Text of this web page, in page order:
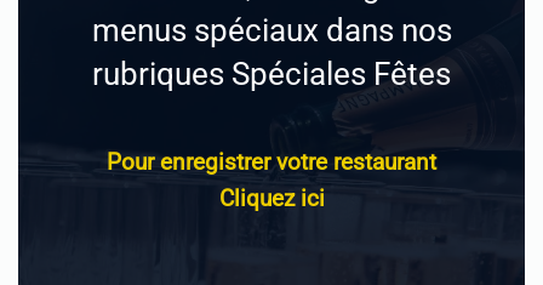
menus spéciaux dans nos
rubriques Spéciales Fêtes
Pour enregistrer votre restaurant
Cliquez ici